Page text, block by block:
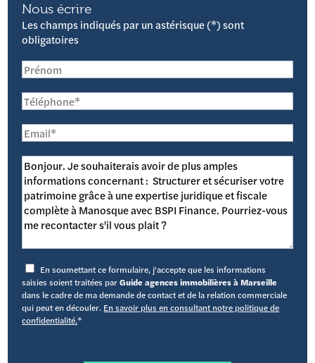
Nous écrire
Les champs indiqués par un astérisque (*) sont
obligatoires
En soumettant ce formulaire, j'accepte que les informations
saisies soient traitées parGuide agences immobilières à Marseille
dans le cadre de ma demande de contact et de la relation commerciale
qui peut en découler. En savoir plus en consultant notre politique de
confidentialité.*